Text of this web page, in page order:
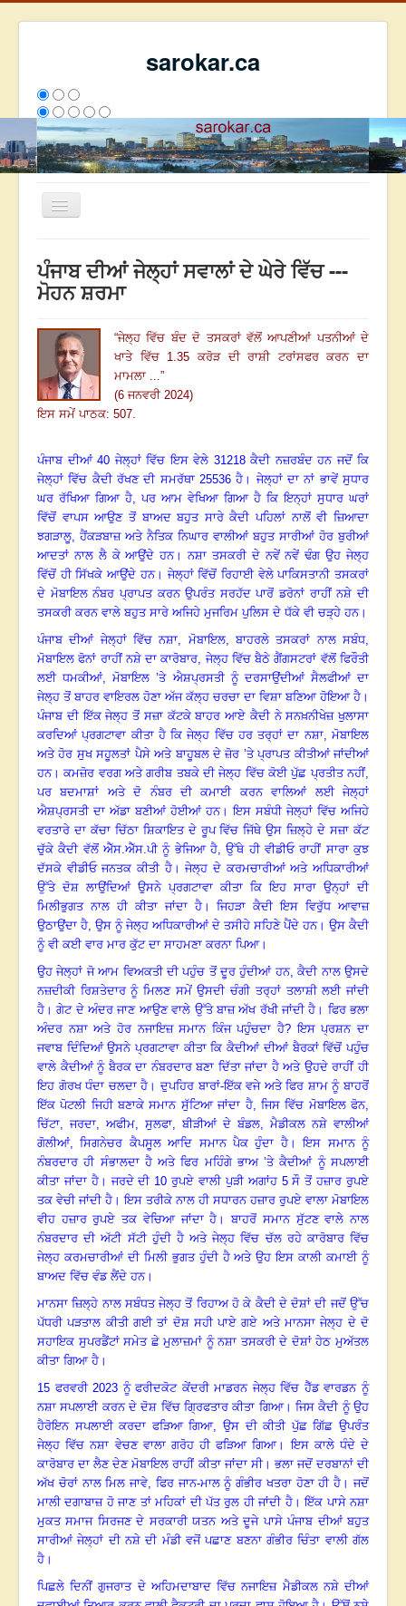
sarokar.ca
Toggle
ਰਚਨਾਵਾਂ
ਸੰਪਰਕ
We have 202 guests and no members online
2805059
ਇਸ ਹਫਤੇ
ਪੰਜਾਬ ਦੀਆਂ ਜੇਲ੍ਹਾਂ ਸਵਾਲਾਂ ਦੇ ਘੇਰੇ ਵਿੱਚ ---
ਮੋਹਨ ਸ਼ਰਮਾ
“ਜੇਲ੍ਹ ਵਿੱਚ ਬੰਦ ਦੋ ਤਸਕਰਾਂ ਵੱਲੋਂ ਆਪਣੀਆਂ ਪਤਨੀਆਂ ਦੇ
ਖਾਤੇ ਵਿੱਚ 1.35 ਕਰੋੜ ਦੀ ਰਾਸ਼ੀ ਟਰਾਂਸਫਰ ਕਰਨ ਦਾ
ਮਾਮਲਾ ...”
(6 ਜਨਵਰੀ 2024)
ਇਸ ਸਮੇਂ ਪਾਠਕ: 507.
ਪੰਜਾਬ ਦੀਆਂ 40 ਜੇਲ੍ਹਾਂ ਵਿੱਚ ਇਸ ਵੇਲੇ 31218ਕੈਦੀ ਨਜ਼ਰਬੰਦ ਹਨ ਜਦੋਂ ਕਿ
ਜੇਲ੍ਹਾਂ ਵਿੱਚ ਕੈਦੀ ਰੱਖਣ ਦੀ ਸਮਰੱਥਾ 25536 ਹੈ । ਜੇਲ੍ਹਾਂ ਦਾ ਨਾਂ ਭਾਵੇਂ ਸੁਧਾਰ
ਘਰ ਰੱਖਿਆ ਗਿਆ ਹੈ, ਪਰ ਆਮ ਵੇਖਿਆ ਗਿਆ ਹੈ ਕਿ ਇਨ੍ਹਾਂ ਸੁਧਾਰ ਘਰਾਂ
ਵਿੱਚੋਂ ਵਾਪਸ ਆਉਣ ਤੋਂ ਬਾਅਦ ਬਹੁਤ ਸਾਰੇ ਕੈਦੀ ਪਹਿਲਾਂ ਨਾਲੋਂ ਵੀ ਜ਼ਿਆਦਾ
ਝਗੜਾਲੂ, ਹੈਂਕੜਬਾਜ਼ ਅਤੇ ਨੈਤਿਕ ਨਿਘਾਰ ਵਾਲੀਆਂ ਬਹੁਤ ਸਾਰੀਆਂ ਹੋਰ ਬੁਰੀਆਂ
ਆਦਤਾਂ ਨਾਲ ਲੈ ਕੇ ਆਉਂਦੇ ਹਨ।ਨਸ਼ਾ ਤਸਕਰੀ ਦੇ ਨਵੇਂ ਨਵੇਂ ਢੰਗ ਉਹ ਜੇਲ੍ਹ
ਵਿੱਚੋਂ ਹੀ ਸਿੱਖਕੇ ਆਉਂਦੇ ਹਨ। ਜੇਲ੍ਹਾਂ ਵਿੱਚੋਂ ਰਿਹਾਈ ਵੇਲੇ ਪਾਕਿਸਤਾਨੀ ਤਸਕਰਾਂ
ਦੇ ਮੋਬਾਇਲ ਨੰਬਰ ਪ੍ਰਾਪਤ ਕਰਨ ਉਪਰੰਤ ਸਰਹੱਦ ਪਾਰੋਂ ਡਰੋਨਾਂ ਰਾਹੀਂ ਨਸ਼ੇ ਦੀ
ਤਸਕਰੀ ਕਰਨ ਵਾਲੇ ਬਹੁਤ ਸਾਰੇ ਅਜਿਹੇ ਮੁਜਰਿਮ ਪੁਲਿਸ ਦੇ ਧੱਕੇ ਵੀ ਚੜ੍ਹੇ ਹਨ।
ਪੰਜਾਬ ਦੀਆਂ ਜੇਲ੍ਹਾਂ ਵਿੱਚ ਨਸ਼ਾ, ਮੋਬਾਇਲ,ਬਾਹਰਲੇ ਤਸਕਰਾਂ ਨਾਲ ਸਬੰਧ,
ਮੋਬਾਇਲ ਫੋਨਾਂ ਰਾਹੀਂ ਨਸ਼ੇ ਦਾ ਕਾਰੋਬਾਰ, ਜੇਲ੍ਹ ਵਿੱਚ ਬੈਠੇ ਗੈਂਗਸਟਰਾਂ ਵੱਲੋਂ ਫਿਰੌਤੀ
ਲਈ ਧਮਕੀਆਂ, ਮੋਬਾਇਲ ’ਤੇ ਐਸ਼ਪ੍ਰਸਤੀ ਨੂੰ ਦਰਸਾਉਂਦੀਆਂ ਸੈਲਫੀਆਂ ਦਾ
ਜੇਲ੍ਹ ਤੋਂ ਬਾਹਰ ਵਾਇਰਲ ਹੋਣਾ ਅੱਜ ਕੱਲ੍ਹ ਚਰਚਾ ਦਾ ਵਿਸ਼ਾ ਬਣਿਆ ਹੋਇਆ ਹੈ ।
ਪੰਜਾਬ ਦੀ ਇੱਕ ਜੇਲ੍ਹ ਤੋਂ ਸਜ਼ਾ ਕੱਟਕੇ ਬਾਹਰ ਆਏ ਕੈਦੀ ਨੇ ਸਨਖ਼ਨੀਖੇਜ਼ ਖੁਲਾਸਾ
ਕਰਦਿਆਂ ਪ੍ਰਗਟਾਵਾ ਕੀਤਾ ਹੈ ਕਿ ਜੇਲ੍ਹ ਵਿੱਚ ਹਰ ਤਰ੍ਹਾਂ ਦਾ ਨਸ਼ਾ,ਮੋਬਾਇਲ
ਅਤੇ ਹੋਰ ਸੁਖ ਸਹੂਲਤਾਂ ਪੈਸੇ ਅਤੇ ਬਾਹੂਬਲ ਦੇ ਜ਼ੋਰ ’ਤੇ ਪ੍ਰਾਪਤ ਕੀਤੀਆਂ ਜਾਂਦੀਆਂ
ਹਨ।ਕਮਜ਼ੋਰ ਵਰਗ ਅਤੇ ਗਰੀਬ ਤਬਕੇ ਦੀ ਜੇਲ੍ਹ ਵਿੱਚ ਕੋਈ ਪੁੱਛ ਪ੍ਰਤੀਤ ਨਹੀਂ,
ਪਰ ਬਦਮਾਸ਼ਾਂ ਅਤੇ ਦੋ ਨੰਬਰ ਦੀ ਕਮਾਈ ਕਰਨ ਵਾਲਿਆਂ ਲਈ ਜੇਲ੍ਹਾਂ
ਐਸ਼ਪ੍ਰਸਤੀ ਦਾ ਅੱਡਾ ਬਣੀਆਂ ਹੋਈਆਂ ਹਨ।ਇਸ ਸਬੰਧੀ ਜੇਲ੍ਹਾਂ ਵਿੱਚ ਅਜਿਹੇ
ਵਰਤਾਰੇ ਦਾ ਕੱਚਾ ਚਿੱਠਾ ਸ਼ਿਕਾਇਤ ਦੇ ਰੂਪ ਵਿੱਚ ਜਿੱਥੇ ਉਸ ਜ਼ਿਲ੍ਹੇ ਦੇ ਸਜ਼ਾ ਕੱਟ
ਚੁੱਕੇ ਕੈਦੀ ਵੱਲੋਂ ਐੱਸ.ਐੱਸ.ਪੀ ਨੂੰ ਭੇਜਿਆ ਹੈ, ਉੱਥੇ ਹੀ ਵੀਡੀਓ ਰਾਹੀਂ ਸਾਰਾ ਕੁਝ
ਦੱਸਕੇ ਵੀਡੀਓ ਜਨਤਕ ਕੀਤੀ ਹੈ।ਜੇਲ੍ਹ ਦੇ ਕਰਮਚਾਰੀਆਂ ਅਤੇ ਅਧਿਕਾਰੀਆਂ
ਉੱਤੇ ਦੋਸ਼ ਲਾਉਂਦਿਆਂ ਉਸਨੇ ਪ੍ਰਗਟਾਵਾ ਕੀਤਾ ਕਿ ਇਹ ਸਾਰਾ ਉਨ੍ਹਾਂ ਦੀ
ਮਿਲੀਭੁਗਤ ਨਾਲ ਹੀ ਕੀਤਾ ਜਾਂਦਾ ਹੈ।ਜਿਹੜਾ ਕੈਦੀ ਇਸ ਵਿਰੁੱਧ ਆਵਾਜ਼
ਉਠਾਉਂਦਾ ਹੈ, ਉਸ ਨੂੰ ਜੇਲ੍ਹ ਅਧਿਕਾਰੀਆਂ ਦੇ ਤਸੀਹੇ ਸਹਿਣੇ ਪੈਂਦੇ ਹਨ। ਉਸ ਕੈਦੀ
ਨੂੰ ਵੀ ਕਈ ਵਾਰ ਮਾਰ ਕੁੱਟ ਦਾ ਸਾਹਮਣਾ ਕਰਨਾ ਪਿਆ।
ਉਹ ਜੇਲ੍ਹਾਂ ਜੋ ਆਮ ਵਿਅਕਤੀ ਦੀ ਪਹੁੰਚ ਤੋਂ ਦੂਰ ਹੁੰਦੀਆਂ ਹਨ,ਕੈਦੀ ਨਾਲ ਉਸਦੇ
ਨਜ਼ਦੀਕੀ ਰਿਸ਼ਤੇਦਾਰ ਨੂੰ ਮਿਲਣ ਸਮੇਂ ਉਸਦੀ ਚੰਗੀ ਤਰ੍ਹਾਂ ਤਲਾਸ਼ੀ ਲਈ ਜਾਂਦੀ
ਹੈ ।ਗੇਟ ਦੇ ਅੰਦਰ ਜਾਣ ਆਉਣ ਵਾਲੇ ਉੱਤੇ ਬਾਜ਼ ਅੱਖ ਰੱਖੀ ਜਾਂਦੀ ਹੈ । ਫਿਰ ਭਲਾ
ਅੰਦਰ ਨਸ਼ਾ ਅਤੇ ਹੋਰ ਨਜਾਇਜ਼ ਸਮਾਨ ਕਿੰਜ ਪਹੁੰਚਦਾ ਹੈ?ਇਸ ਪ੍ਰਸ਼ਨ ਦਾ
ਜਵਾਬ ਦਿੰਦਿਆਂ ਉਸਨੇ ਪ੍ਰਗਟਾਵਾ ਕੀਤਾ ਕਿ ਕੈਦੀਆਂ ਦੀਆਂ ਬੈਰਕਾਂ ਵਿੱਚੋਂ ਪਹੁੰਚ
ਵਾਲੇ ਕੈਦੀਆਂ ਨੂੰ ਬੈਰਕ ਦਾ ਨੰਬਰਦਾਰ ਬਣਾ ਦਿੱਤਾ ਜਾਂਦਾ ਹੈ ਅਤੇ ਉਹਦੇ ਰਾਹੀਂ ਹੀ
ਇਹ ਗੋਰਖ ਧੰਦਾ ਚਲਦਾ ਹੈ । ਦੁਪਹਿਰ ਬਾਰਾਂ-ਇੱਕ ਵਜੇ ਅਤੇ ਫਿਰ ਸ਼ਾਮ ਨੂੰ ਬਾਹਰੋਂ
ਇੱਕ ਪੋਟਲੀ ਜਿਹੀ ਬਣਾਕੇ ਸਮਾਨ ਸੁੱਟਿਆ ਜਾਂਦਾ ਹੈ, ਜਿਸ ਵਿੱਚ ਮੋਬਾਇਲ ਫੋਨ,
ਚਿੱਟਾ, ਜਰਦਾ, ਅਫੀਮ, ਸੁਲਫਾ, ਬੀੜੀਆਂ ਦੇ ਬੰਡਲ, ਮੈਡੀਕਲ ਨਸ਼ੇ ਵਾਲੀਆਂ
ਗੋਲੀਆਂ,ਸਿਗਨੇਚਰ ਕੈਪਸੂਲ ਆਦਿ ਸਮਾਨ ਪੈਕ ਹੁੰਦਾ ਹੈ।ਇਸ ਸਮਾਨ ਨੂੰ
ਨੰਬਰਦਾਰ ਹੀ ਸੰਭਾਲਦਾ ਹੈ ਅਤੇ ਫਿਰ ਮਹਿੰਗੇ ਭਾਅ ’ਤੇ ਕੈਦੀਆਂ ਨੂੰ ਸਪਲਾਈ
ਕੀਤਾ ਜਾਂਦਾ ਹੈ। ਜਰਦੇ ਦੀ 10 ਰੁਪਏ ਵਾਲੀ ਪੁੜੀ ਅਗਾਂਹ 5ਸੌ ਤੋਂ ਹਜ਼ਾਰ ਰੁਪਏ
ਤਕ ਵੇਚੀ ਜਾਂਦੀ ਹੈ ।ਇਸ ਤਰੀਕੇ ਨਾਲ ਹੀ ਸਧਾਰਨ ਹਜ਼ਾਰ ਰੁਪਏ ਵਾਲਾ ਮੋਬਾਇਲ
ਵੀਹ ਹਜ਼ਾਰ ਰੁਪਏ ਤਕ ਵੇਚਿਆ ਜਾਂਦਾ ਹੈ ।
ਬਾਹਰੋਂ ਸਮਾਨ ਸੁੱਟਣ ਵਾਲੇ ਨਾਲ
ਨੰਬਰਦਾਰ ਦੀ ਅੱਟੀ ਸੱਟੀ ਹੁੰਦੀ ਹੈ ਅਤੇ ਜੇਲ੍ਹ ਵਿੱਚ ਚੱਲ ਰਹੇ ਕਾਰੋਬਾਰ ਵਿੱਚ
ਜੇਲ੍ਹ ਕਰਮਚਾਰੀਆਂ ਦੀ ਮਿਲੀ ਭੁਗਤ ਹੁੰਦੀ ਹੈ ਅਤੇ ਉਹ ਇਸ ਕਾਲੀ ਕਮਾਈ ਨੂੰ
ਬਾਅਦ ਵਿੱਚ ਵੰਡ ਲੈਂਦੇ ਹਨ।
ਮਾਨਸਾ ਜ਼ਿਲ੍ਹੇ ਨਾਲ ਸਬੰਧਤ ਜੇਲ੍ਹ ਤੋਂ ਰਿਹਾਅ ਹੋ ਕੇ ਕੈਦੀ ਦੇ ਦੋਸ਼ਾਂ ਦੀ ਜਦੋਂ ਉੱਚ
ਪੱਧਰੀ ਪੜਤਾਲ ਕੀਤੀ ਗਈ ਤਾਂ ਦੋਸ਼ ਸਹੀ ਪਾਏ ਗਏ ਅਤੇ ਮਾਨਸਾ ਜੇਲ੍ਹ ਦੇ ਦੋ
ਸਹਾਇਕ ਸੁਪਰਡੈਂਟਾਂ ਸਮੇਤ ਛੇ ਮੁਲਾਜ਼ਮਾਂ ਨੂੰ ਨਸ਼ਾ ਤਸਕਰੀ ਦੇ ਦੋਸ਼ਾਂ ਹੇਠ ਮੁਅੱਤਲ
ਕੀਤਾ ਗਿਆ ਹੈ ।
15 ਫਰਵਰੀ 2023 ਨੂੰ ਫਰੀਦਕੋਟ ਕੇਂਦਰੀ ਮਾਡਰਨ ਜੇਲ੍ਹ ਵਿੱਚ ਹੈੱਡ ਵਾਰਡਨ ਨੂੰ
ਨਸ਼ਾ ਸਪਲਾਈ ਕਰਨ ਦੇ ਦੋਸ਼ ਵਿੱਚ ਗ੍ਰਿਫਤਾਰ ਕੀਤਾ ਗਿਆ।ਜਿਸ ਕੈਦੀ ਨੂੰ ਉਹ
ਹੈਰੋਇਨ ਸਪਲਾਈ ਕਰਦਾ ਫੜਿਆ ਗਿਆ,ਉਸ ਦੀ ਕੀਤੀ ਪੁੱਛ ਗਿੱਛ ਉਪਰੰਤ
ਜੇਲ੍ਹ ਵਿੱਚ ਨਸ਼ਾ ਵੇਚਣ ਵਾਲਾ ਗਰੋਹ ਹੀ ਫੜਿਆ ਗਿਆ।ਇਸ ਕਾਲੇ ਧੰਦੇ ਦੇ
ਕਾਰੋਬਾਰ ਦਾ ਲੈਣ ਦੇਣ ਮੋਬਾਇਲ ਰਾਹੀਂ ਕੀਤਾ ਜਾਂਦਾ ਸੀ। ਭਲਾ ਜਦੋਂ ਦਰਬਾਨਾਂ ਦੀ
ਅੱਖ ਚੋਰਾਂ ਨਾਲ ਮਿਲ ਜਾਵੇ, ਫਿਰ ਜਾਨ-ਮਾਲ ਨੂੰ ਗੰਭੀਰ ਖਤਰਾ ਹੋਣਾ ਹੀ ਹੈ ।ਜਦੋਂ
ਮਾਲੀ ਦਗਾਬਾਜ਼ ਹੋ ਜਾਣ ਤਾਂ ਮਹਿਕਾਂ ਦੀ ਪੱਤ ਰੁਲ ਹੀ ਜਾਂਦੀ ਹੈ।ਇੱਕ ਪਾਸੇ ਨਸ਼ਾ
ਮੁਕਤ ਸਮਾਜ ਸਿਰਜਣ ਦੇ ਸਰਕਾਰੀ ਯਤਨ ਅਤੇ ਦੂਜੇ ਪਾਸੇ ਪੰਜਾਬ ਦੀਆਂ ਬਹੁਤ
ਸਾਰੀਆਂ ਜੇਲ੍ਹਾਂ ਦੀ ਨਸ਼ੇ ਦੀ ਮੰਡੀ ਵਜੋਂ ਪਛਾਣ ਬਣਨਾ ਗੰਭੀਰ ਚਿੰਤਾ ਵਾਲੀ ਗੱਲ
ਹੈ ।
ਪਿਛਲੇ ਦਿਨੀਂ ਗੁਜਰਾਤ ਦੇ ਅਹਿਮਦਾਬਾਦ ਵਿੱਚ ਨਜਾਇਜ਼ ਮੈਡੀਕਲ ਨਸ਼ੇ ਦੀਆਂ